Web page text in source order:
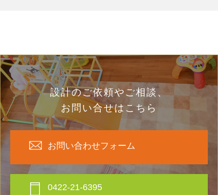
設計のご依頼やご相談、
お問い合せはこちら
お問い合わせフォーム
0422-21-6395